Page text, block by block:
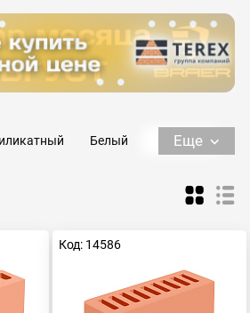
Белый
М-200
М-100
Пятый Элемент
Керамический, бежевый
Еще
Код: 14586